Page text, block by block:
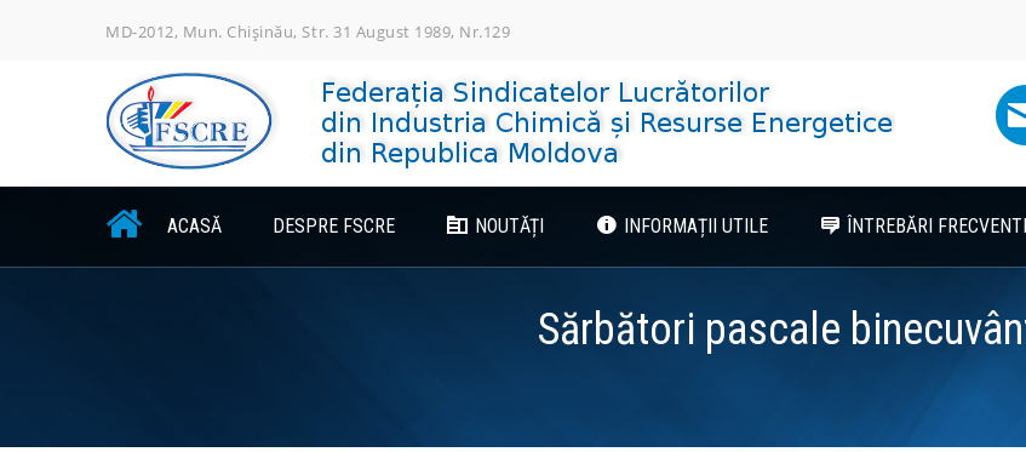
MD-2012, Mun. Chișinău, Str. 31 August 1989, Nr.129
ACASĂ DESPRE FSCRE NOUTĂȚI INFORMAȚII UTILE ÎNTREBĂRI
Sărbători pascale